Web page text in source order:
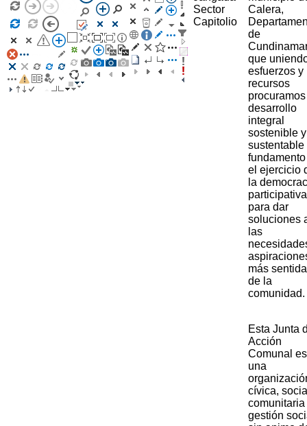
Sector
Capitolio
Calera,
de
que
esfuerzos y
recursos
desarrollo
integral
sostenible y
sustentable
el ejercicio
la
para dar
soluciones
las
más
de la
comunidad.​​
​​​Esta Junta
Acción
Comunal es
una
cívica,
comunitaria
gestión